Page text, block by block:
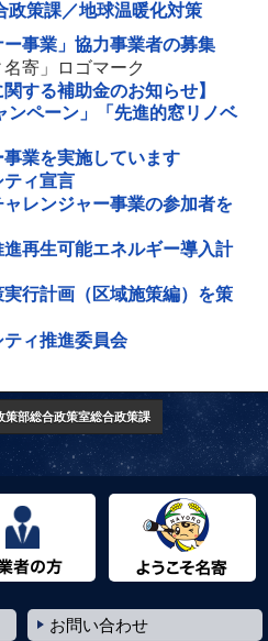
政策課／地球温暖化対策
ー事業」協力事業者の募集
名寄」ロゴマーク
する補助金のお知らせ】
ンペーン」「先進的窓リノベ
業を実施しています
ティ宣言
レンジャー事業の参加者を
再生可能エネルギー導入計
行計画（区域施策編）を策
ィ推進委員会
策部総合政策室総合政策課
お問い合わせ